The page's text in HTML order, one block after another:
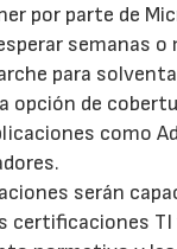
por parte de
semanas o
para
opción de
como
serán
certificaciones TI